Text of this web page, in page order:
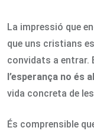
La impressió que
que uns cristians
convidats a entrar.
l’esperança no és
vida concreta de
És comprensible